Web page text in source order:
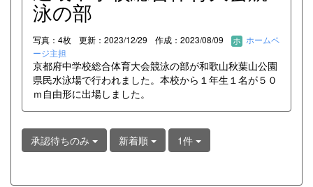
泳の部
写真：4枚 更新：2023/12/29 作成：2023/08/09
ホームペ
ージ主担
京都府中学校総合体育大会競泳の部が和歌山秋葉山公園
県民水泳場で行われました。本校から１年生１名が５０
ｍ自由形に出場しました。
承認待ちのみ 新着順 1件